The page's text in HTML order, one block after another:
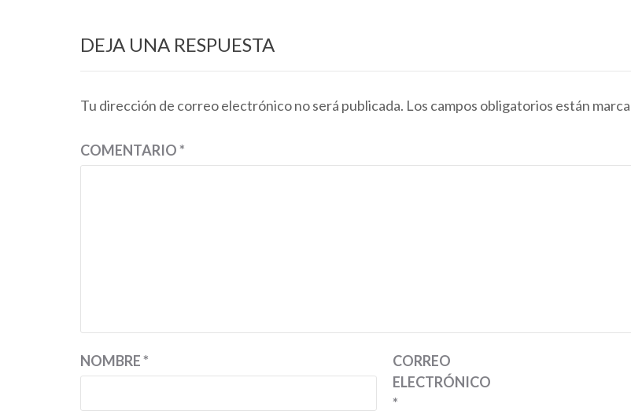
DEJA UNA RESPUESTA
Tu dirección de correo electrónico no será publicada. Los campos obligatorios están
COMENTARIO*
NOMBRE*
CORREO
ELECTRÓNICO
*